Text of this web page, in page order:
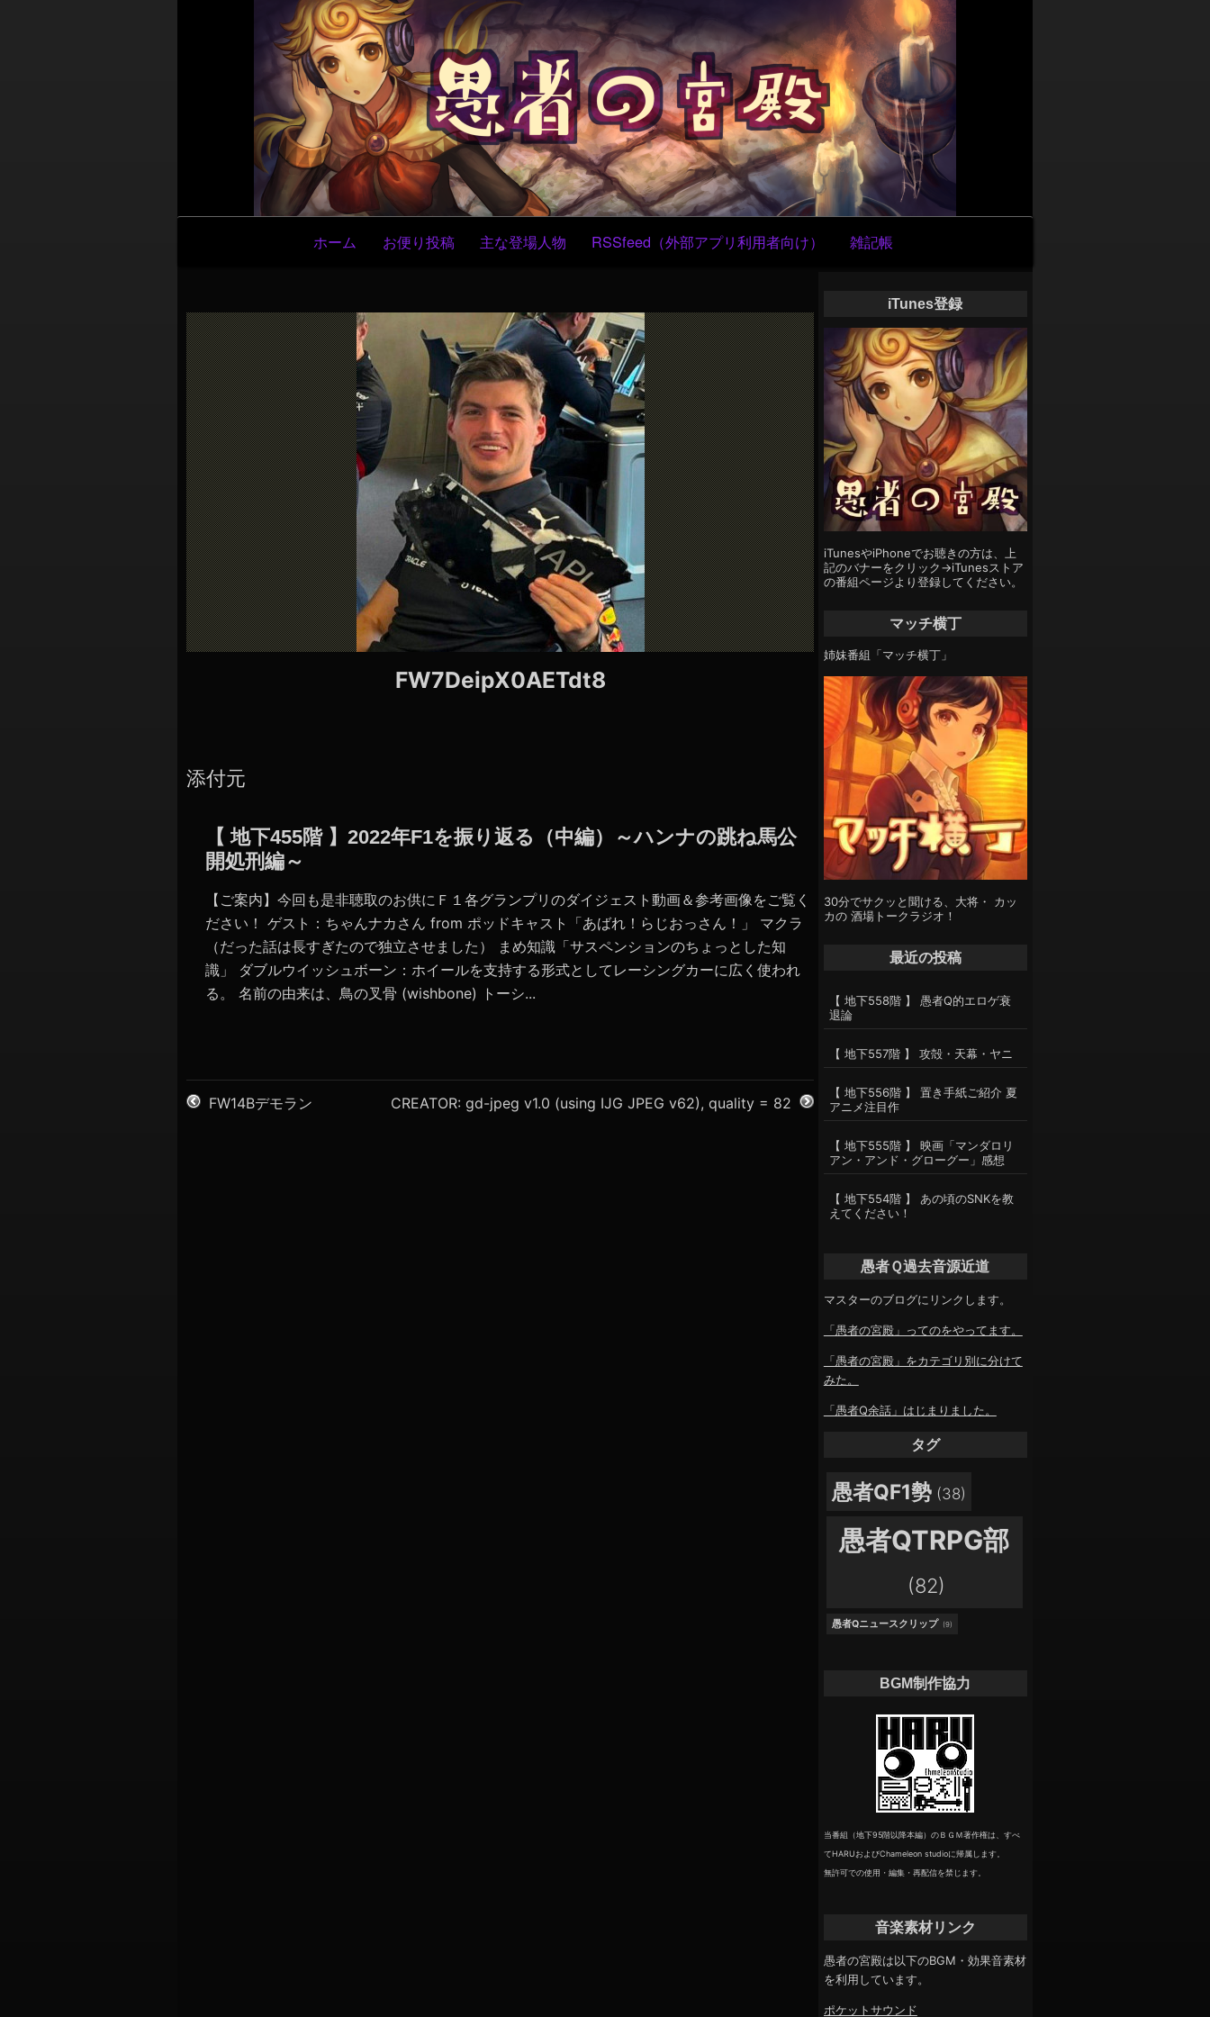
ン
テ
ン
ツ
へ
ス
キ
ッ
プ
ナ
ビ
ゲ
ー
シ
ョ
ン
ホーム お便り投稿 主な登場人物 RSSfeed（外部アプリ利用者向け） 雑記帳
FW7DeipX0AETdt8
添付元
【 地下455階 】2022年F1を振り返る（中編）～ハンナの跳ね馬公
開処刑編～
【ご案内】今回も是非聴取のお供にＦ１各グランプリのダイジェスト動画＆参考画像をご覧く
ださい！ ゲスト：ちゃんナカさん from ポッドキャスト「あばれ！らじおっさん！」 マクラ
（だった話は長すぎたので独立させました） まめ知識「サスペンションのちょっとした知
識」 ダブルウイッシュボーン：ホイールを支持する形式としてレーシングカーに広く使われ
る。 名前の由来は、鳥の叉骨 (wishbone) トーシ...
FW14Bデモラン CREATOR: gd-jpeg v1.0 (using IJG JPEG v62), quality = 82
iTunes登録
iTunesやiPhoneでお聴きの方は、上
記のバナーをクリック→iTunesストア
の番組ページより登録してください。
マッチ横丁
姉妹番組「マッチ横丁」
30分でサクッと聞ける、大将・ カッ
カの 酒場トークラジオ！
最近の投稿
【 地下558階 】 愚者Q的エロゲ衰
退論
【 地下557階 】 攻殻・天幕・ヤニ
【 地下556階 】 置き手紙ご紹介 夏
アニメ注目作
【 地下555階 】 映画「マンダロリ
アン・アンド・グローグー」感想
【 地下554階 】 あの頃のSNKを教
えてください！
愚者Ｑ過去音源近道
マスターのブログにリンクします。
「愚者の宮殿」ってのをやってます。
「愚者の宮殿」をカテゴリ別に分けて
みた。
「愚者Q余話」はじまりました。
タグ
愚者QF1勢 (38)
愚者QTRPG部
(82)
愚者Qニュースクリップ (9)
BGM制作協力
当番組（地下95階以降本編）のＢＧＭ著作権は、すべ
てHARUおよびChameleon studioに帰属します。
無許可での使用・編集・再配信を禁じます。
音楽素材リンク
愚者の宮殿は以下のBGM・効果音素材
を利用しています。
ポケットサウンド